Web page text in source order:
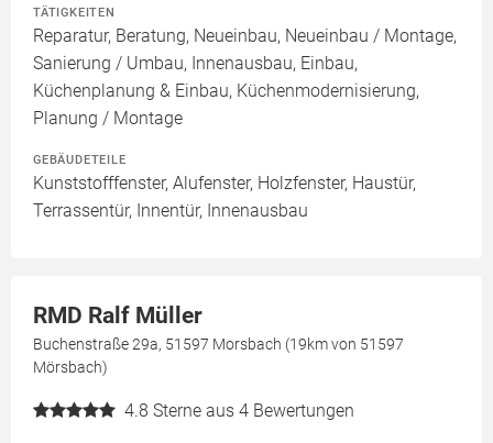
TÄTIGKEITEN
Reparatur, Beratung, Neueinbau, Neueinbau / Montage,
Sanierung / Umbau, Innenausbau, Einbau,
Küchenplanung & Einbau, Küchenmodernisierung,
Planung / Montage
GEBÄUDETEILE
Kunststofffenster, Alufenster, Holzfenster, Haustür,
Terrassentür, Innentür, Innenausbau
RMD Ralf Müller
Buchenstraße 29a, 51597 Morsbach (19km von 51597
Mörsbach)
4.8 Sterne aus 4 Bewertungen